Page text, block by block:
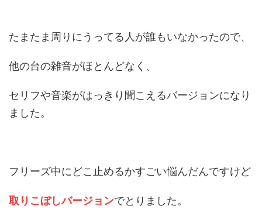
たまたま周りにうってる人が誰もいなかったので、
他の台の雑音がほとんどなく、
セリフや音楽がはっきり聞こえるバージョンになり
ました。
フリーズ中にどこ止めるかすごい悩んだんですけど
取りこぼしバージョンでとりました。